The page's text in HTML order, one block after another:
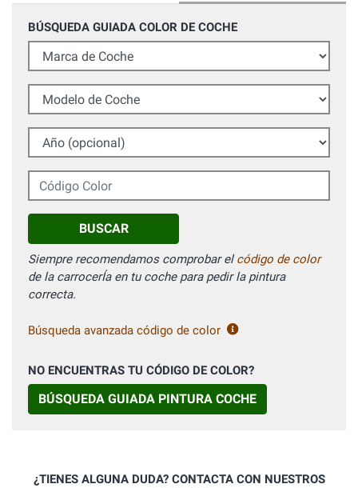
BÚSQUEDA GUIADA COLOR DE COCHE
Marca de Coche
Modelo de Coche
Año (opcional)
Código Color
BUSCAR
Siempre recomendamos comprobar elcódigo de color
de la carrocerÍa en tu coche para pedir la pintura
correcta.
Búsqueda avanzada código de color
NO ENCUENTRAS TU CÓDIGO DE COLOR?
BÚSQUEDA GUIADA PINTURA COCHE
¿TIENES ALGUNA DUDA? CONTACTA CON NUESTROS